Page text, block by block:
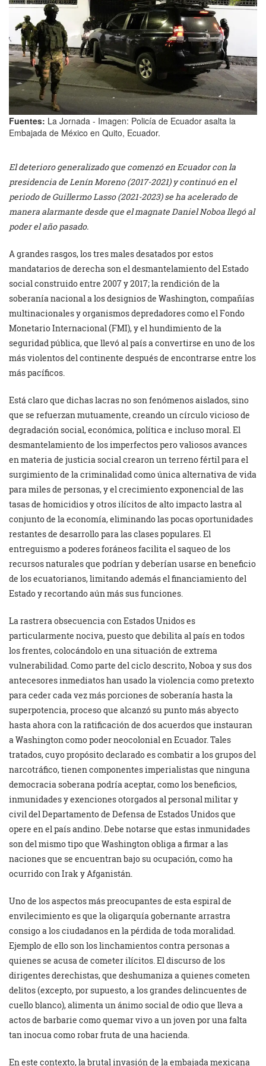
Fuentes: La Jornada - Imagen: Policía de Ecuador asalta la
Embajada de México en Quito, Ecuador.
El deterioro generalizado que comenzó en Ecuador con la
presidencia de Lenín Moreno (2017-2021) y continuó en el
periodo de Guillermo Lasso (2021-2023) se ha acelerado de
manera alarmante desde que el magnate Daniel Noboa llegó al
poder el año pasado.
A grandes rasgos, los tres males desatados por estos
mandatarios de derecha son el desmantelamiento del Estado
social construido entre 2007 y 2017; la rendición de la
soberanía nacional a los designios de Washington, compañías
multinacionales y organismos depredadores como el Fondo
Monetario Internacional (FMI), y el hundimiento de la
seguridad pública, que llevó al país a convertirse en uno de los
más violentos del continente después de encontrarse entre los
más pacíficos.
Está claro que dichas lacras no son fenómenos aislados, sino
que se refuerzan mutuamente, creando un círculo vicioso de
degradación social, económica, política e incluso moral. El
desmantelamiento de los imperfectos pero valiosos avances
en materia de justicia social crearon un terreno fértil para el
surgimiento de la criminalidad como única alternativa de vida
para miles de personas, y el crecimiento exponencial de las
tasas de homicidios y otros ilícitos de alto impacto lastra al
conjunto de la economía, eliminando las pocas oportunidades
restantes de desarrollo para las clases populares. El
entreguismo a poderes foráneos facilita el saqueo de los
recursos naturales que podrían y deberían usarse en beneficio
de los ecuatorianos, limitando además el financiamiento del
Estado y recortando aún más sus funciones.
La rastrera obsecuencia con Estados Unidos es
particularmente nociva, puesto que debilita al país en todos
los frentes, colocándolo en una situación de extrema
vulnerabilidad. Como parte del ciclo descrito, Noboa y sus dos
antecesores inmediatos han usado la violencia como pretexto
para ceder cada vez más porciones de soberanía hasta la
superpotencia, proceso que alcanzó su punto más abyecto
hasta ahora con la ratificación de dos acuerdos que instauran
a Washington como poder neocolonial en Ecuador. Tales
tratados, cuyo propósito declarado es combatir a los grupos del
narcotráfico, tienen componentes imperialistas que ninguna
democracia soberana podría aceptar, como los beneficios,
inmunidades y exenciones otorgados al personal militar y
civil del Departamento de Defensa de Estados Unidos que
opere en el país andino. Debe notarse que estas inmunidades
son del mismo tipo que Washington obliga a firmar a las
naciones que se encuentran bajo su ocupación, como ha
ocurrido con Irak y Afganistán.
Uno de los aspectos más preocupantes de esta espiral de
envilecimiento es que la oligarquía gobernante arrastra
consigo a los ciudadanos en la pérdida de toda moralidad.
Ejemplo de ello son los linchamientos contra personas a
quienes se acusa de cometer ilícitos. El discurso de los
dirigentes derechistas, que deshumaniza a quienes cometen
delitos (excepto, por supuesto, a los grandes delincuentes de
cuello blanco), alimenta un ánimo social de odio que lleva a
actos de barbarie como quemar vivo a un joven por una falta
tan inocua como robar fruta de una hacienda.
En este contexto, la brutal invasión de la embajada mexicana